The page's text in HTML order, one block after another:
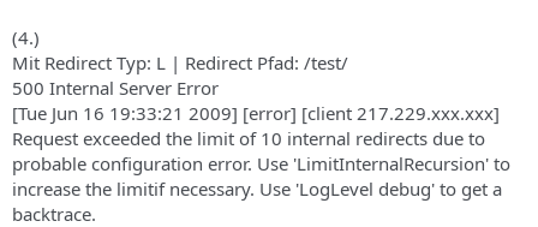
(4.)
Mit Redirect Typ: L | Redirect Pfad: /test/
500 Internal Server Error
[Tue Jun 16 19:33:21 2009] [error] [client 217.229.xxx.xxx]
Request exceeded the limit of 10 internal redirects due to
probable configuration error. Use 'LimitInternalRecursion' to
increase the limitif necessary. Use 'LogLevel debug' to get a
backtrace.